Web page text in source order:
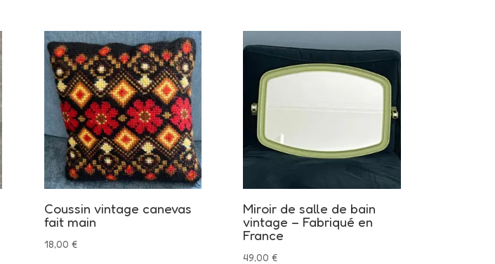
Coussin vintage canevas
fait main
18,00 €
Miroir de salle de bain
vintage – Fabriqué en
France
49,00€